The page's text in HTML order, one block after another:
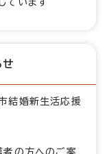
ています
せ
結婚新生活応援